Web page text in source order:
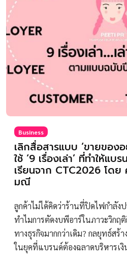
Business
เลิกสื่อสารแบบ ‘ขายของ
ใช้ ‘9 เรื่องเล่า’ ที่ทำให้แ
เรียนจาก CTC2026 โ
มณี
ลูกค้าไม่ได้คิดว่าร้านที่ปิดไฟกำลัง
ทำไมการตัดงบพีอาร์ในภาวะวิกฤ
ทางธุรกิจมากกว่าเดิม? กลยุทธ์สร้
ในยุคที่แบรนด์ต้องฉลาดบริหารเ